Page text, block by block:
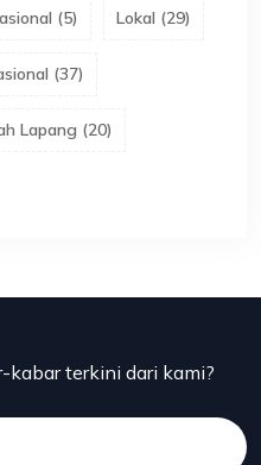
(5) Lokal (29)
(37)
Lapang (20)
terkini dari kami?